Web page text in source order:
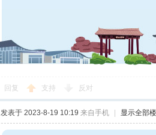
回复 支持 反对
发表于 2023-8-19 10:19 来自手机 显示全部